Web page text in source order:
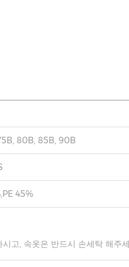
80B, 85B, 90B
45%
고, 속옷은 반드시 손세탁 해주